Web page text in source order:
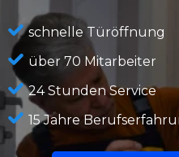
schnelle Türöffnung
über 70 Mitarbeiter
24 Stunden Service
15 Jahre